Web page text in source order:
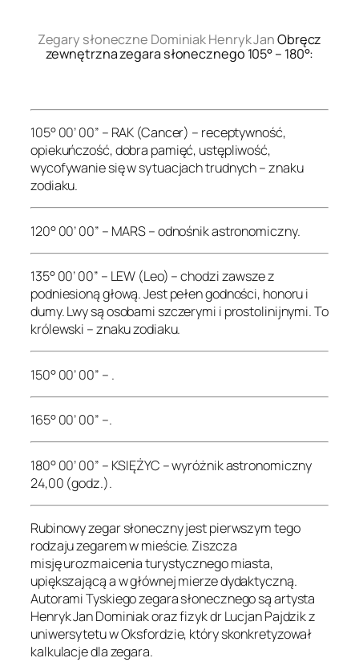
Zegary słoneczne Dominiak Henryk JanObręcz
zewnętrzna zegara słonecznego 105° – 180°:
105° 00’ 00” – RAK (Cancer) – receptywność,
opiekuńczość, dobra pamięć, ustępliwość,
wycofywanie się w sytuacjach trudnych – znaku
zodiaku.
120° 00’ 00” – MARS – odnośnik astronomiczny.
135° 00’ 00” – LEW (Leo) – chodzi zawsze z
podniesioną głową. Jest pełen godności, honoru i
dumy. Lwy są osobami szczerymi i prostolinijnymi. To
królewski – znaku zodiaku.
150° 00’ 00” – .
165° 00’ 00” –.
180° 00’ 00” – KSIĘŻYC – wyróżnik astronomiczny
24,00 (godz.).
Rubinowy zegar słoneczny jest pierwszym tego
rodzaju zegarem w mieście. Ziszcza
misję urozmaicenia turystycznego miasta,
upiększającą a w głównej mierze dydaktyczną.
Autorami Tyskiego zegara słonecznego są artysta
Henryk Jan Dominiak oraz fizyk dr Lucjan Pajdzik z
uniwersytetu w Oksfordzie, który skonkretyzował
kalkulacje dla zegara.